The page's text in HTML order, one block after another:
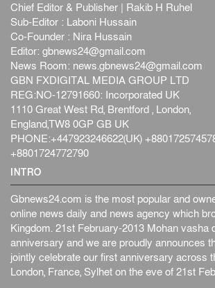
Chief Editor & Publisher | Rakib H Ruhel
Sub-Editor : Laboni Hussain
Co-Founder : Nira Hussain
Editor: gbnews24@gmail.com
News Room: news.gbnews24@gmail.com
GBN FXDIGITAL MEDIA GROUP LTD
REG:NO-12791660: Incorporated UK
1110 Great West Rd, Brentford , London,
England,TW8 0GP GB UK
PHONE:+447923246622(UK)
+8801724772790
INTRO
Gbnews24.com is the most popular and
online news daily and news agency which
Kingdom. 21st February-2013 Mohan vasha
anniversary and we are proudly announces
jointly celebrate our first anniversary across
London, France, Sylhet on the eve of 21st